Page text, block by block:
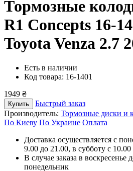
Тормозные
R1 Concepts 16-
Toyota Venza 2.7
Есть в наличии
Код товара: 16-1401
1949 ₴
Купить
Быстрый заказ
Производитель: Тормозные диски и
По Киеву По Украине Оплата
Доставка осуществляется с
9.00 до 21.00, в субботу с
В случае заказа в воскресенье
понедельник